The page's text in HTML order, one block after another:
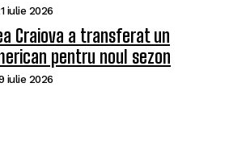
iulie 2026
Craiova a transferat un
pentru noul sezon
iulie 2026